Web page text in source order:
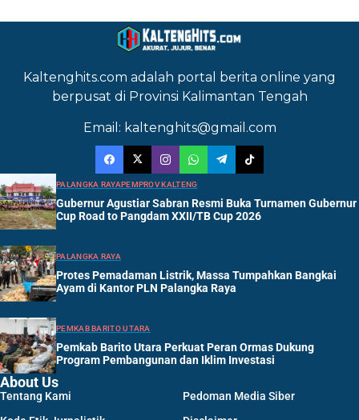
Kaltenghits.com adalah portal berita online yang
berpusat di Provinsi Kalimantan Tengah
Email: kaltenghits@gmail.com
PALANGKA RAYAPEMPROV KALTENG
Gubernur Agustiar Sabran Resmi Buka Turnamen Gubernur
Cup Road to Pangdam XXII/TB Cup 2026
PALANGKA RAYA
Protes Pemadaman Listrik, Massa Tumpahkan Bangkai
Ayam di Kantor PLN Palangka Raya
PEMKAB BARITO UTARA
Pemkab Barito Utara Perkuat Peran Ormas Dukung
Program Pembangunan dan Iklim Investasi
About Us
Tentang Kami
Pedoman Media Siber